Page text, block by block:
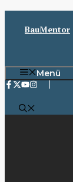
InhaltBauMentor
Menü